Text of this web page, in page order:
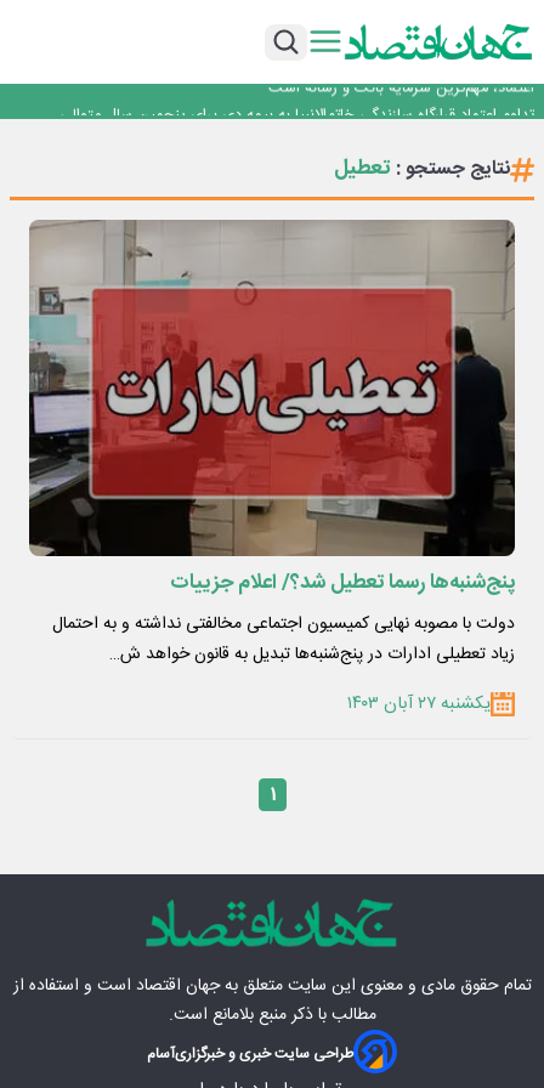
آموزش بر مبنای نیاز بازار کار؛ محور اصلی طرح مهارت‌آموزی سربازان
هم‌افزایی تامین سرمایه تمدن و رسانه‌ها برای توسعه بازار سرمایه
تداوم اعتماد قرارگاه سازندگی خاتم‌الانبیا به بیمه دی برای پنجمین سال متوالی
آموزش بر مبنای نیاز بازار کار؛ محور اصلی طرح مهارت‌آموزی سربازان
هم‌افزایی تامین سرمایه تمدن و رسانه‌ها برای توسعه بازار سرمایه
اعتماد، مهم‌ترین سرمایه بانک و رسانه است
نتایج جستجو : تعطیل
پنج‌شنبه‌ها رسما تعطیل شد؟/ اعلام جزییات
دولت با مصوبه نهایی کمیسیون اجتماعی مخالفتی نداشته و به احتمال
زیاد تعطیلی ادارات در پنج‌شنبه‌ها تبدیل به قانون خواهد ش…
یکشنبه ۲۷ آبان ۱۴۰۳
۱
تمام حقوق مادی‌ و معنوی این سایت متعلق بهجهان اقتصاد است و استفاده از
مطالب با ذکر منبع بلامانع است.
طراحی سایت خبری و خبرگزاریآسام